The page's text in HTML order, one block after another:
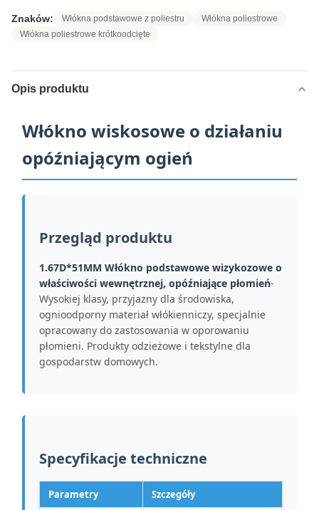
Znaków: Włókna podstawowe z poliestru
Włókna poliestrowe
Włókna poliestrowe krótkoodcięte
Opis produktu
Włókno wiskosowe o działaniu
opóźniającym ogień
Przegląd produktu
1.67D*51MM Włókno podstawowe wizykozowe o
właściwości wewnętrznej, opóźniające płomień-
Wysokiej klasy, przyjazny dla środowiska,
ognioodporny materiał włókienniczy, specjalnie
opracowany do zastosowania w oporowaniu
płomieni. Produkty odzieżowe i tekstylne dla
gospodarstw domowych.
Specyfikacje techniczne
Parametry Szczegóły